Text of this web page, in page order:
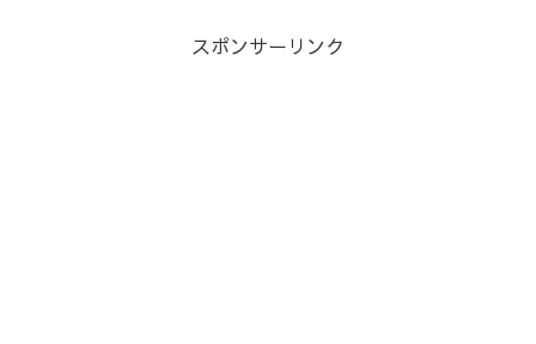
スポンサーリンク